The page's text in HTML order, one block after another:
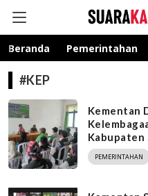
Informasi
Beranda Pemerintahan
#KEP
Kementan
Kabupaten
PEMERINTAHAN